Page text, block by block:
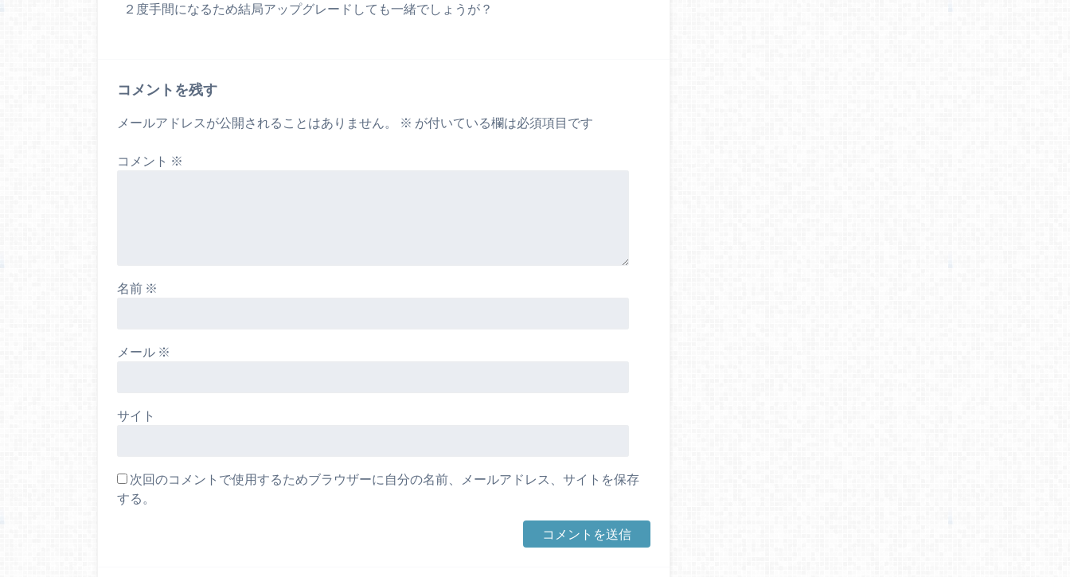
２度手間になるため結局アップグレードしても一緒でしょうが？
コメントを残す
メールアドレスが公開されることはありません。 ※ が付いている欄は必須項目です
コメント ※
名前 ※
メール ※
サイト
次回のコメントで使用するためブラウザーに自分の名前、メールアドレス、サイトを保存
する。